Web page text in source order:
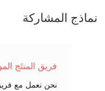
نماذج المشاركة
فريق المنتَج
نحن نعمل مع